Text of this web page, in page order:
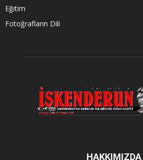
Eğitim
Fotoğrafların Dili
HAKKIMIZDA